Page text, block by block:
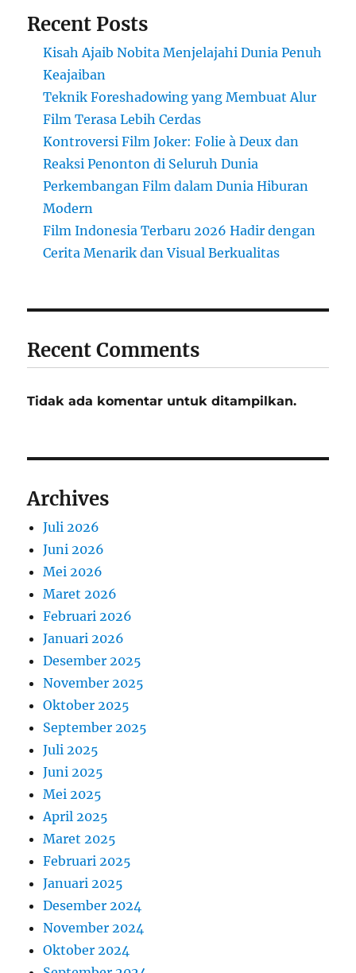
Recent Posts
Kisah Ajaib Nobita Menjelajahi Dunia Penuh
Keajaiban
Teknik Foreshadowing yang Membuat Alur
Film Terasa Lebih Cerdas
Kontroversi Film Joker: Folie à Deux dan
Reaksi Penonton di Seluruh Dunia
Perkembangan Film dalam Dunia Hiburan
Modern
Film Indonesia Terbaru 2026 Hadir dengan
Cerita Menarik dan Visual Berkualitas
Recent Comments
Tidak ada komentar untuk ditampilkan.
Archives
Juli 2026
Juni 2026
Mei 2026
Maret 2026
Februari 2026
Januari 2026
Desember 2025
November 2025
Oktober 2025
September 2025
Juli 2025
Juni 2025
Mei 2025
April 2025
Maret 2025
Februari 2025
Januari 2025
Desember 2024
November 2024
Oktober 2024